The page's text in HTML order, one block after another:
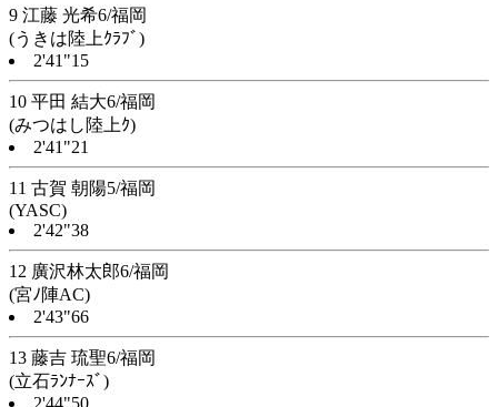
9 江藤 光希6/福岡
(うきは陸上ｸﾗﾌﾞ)
2'41"15
10 平田 結大6/福岡
(みつはし陸上ｸ)
2'41"21
11 古賀 朝陽5/福岡
(YASC)
2'42"38
12 廣沢林太郎6/福岡
(宮ﾉ陣AC)
2'43"66
13 藤吉 琉聖6/福岡
(立石ﾗﾝﾅｰｽﾞ)
2'44"50